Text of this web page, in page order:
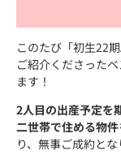
このたび「初生22
ご紹介くださった
ます！
2人目の出産予定を
二世帯で住める物件
り、無事ご成約とな